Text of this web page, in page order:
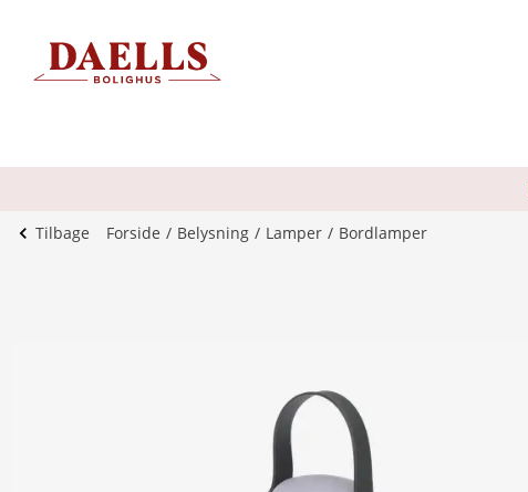
Tilbage Forside Belysning Lamper Bordlamper